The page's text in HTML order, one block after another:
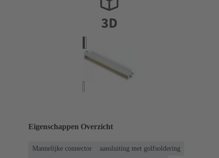
Eigenschappen Overzicht
Mannelijke connector
aansluiting met golfsoldering